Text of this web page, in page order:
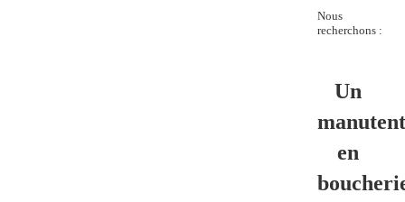
Nous
recherchons :
Un
en